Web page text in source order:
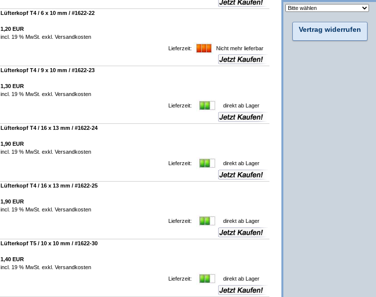
Lüfterkopf T4 / 6 x 10 mm / #1622-22
1,20 EUR
incl. 19 % MwSt. exkl. Versandkosten
Lieferzeit:
Nicht mehr lieferbar
Lüfterkopf T4 / 9 x 10 mm / #1622-23
1,30 EUR
incl. 19 % MwSt. exkl. Versandkosten
Lieferzeit:
direkt ab Lager
Lüfterkopf T4 / 16 x 13 mm / #1622-24
1,90 EUR
incl. 19 % MwSt. exkl. Versandkosten
Lieferzeit:
direkt ab Lager
Lüfterkopf T4 / 16 x 13 mm / #1622-25
1,90 EUR
incl. 19 % MwSt. exkl. Versandkosten
Lieferzeit:
direkt ab Lager
Lüfterkopf T5 / 10 x 10 mm / #1622-30
1,40 EUR
incl. 19 % MwSt. exkl. Versandkosten
Lieferzeit:
direkt ab Lager
Vertrag widerrufen